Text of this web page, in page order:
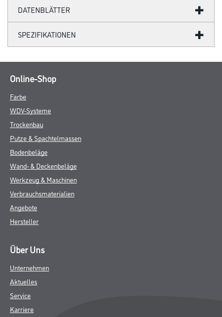
DATENBLÄTTER
SPEZIFIKATIONEN
Online-Shop
Farbe
WDV-Systeme
Trockenbau
Putze & Spachtelmassen
Bodenbeläge
Wand- & Deckenbeläge
Werkzeug & Maschinen
Verbrauchsmaterialien
Angebote
Hersteller
Über Uns
Unternehmen
Aktuelles
Service
Karriere